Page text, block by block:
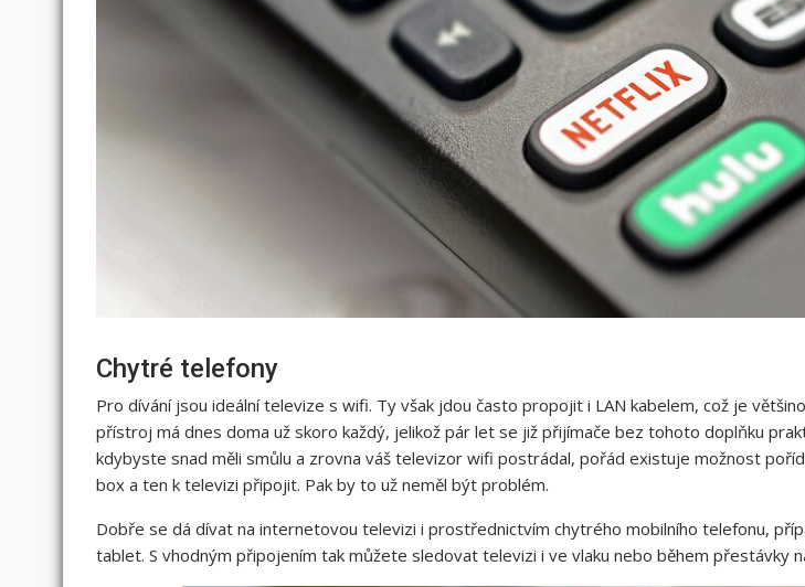
Chytré telefony
Pro dívání jsou ideální televize s wifi. Ty však jdou často propojit i LAN kabelem, což je
přístroj má dnes doma už skoro každý, jelikož pár let se již přijímače bez tohoto doplňku
kdybyste snad měli smůlu a zrovna váš televizor wifi postrádal, pořád existuje možnost
box a ten k televizi připojit. Pak by to už neměl být problém.
Dobře se dá dívat na internetovou televizi i prostřednictvím chytrého mobilního telefonu,
tablet. S vhodným připojením tak můžete sledovat televizi i ve vlaku nebo během přestávky